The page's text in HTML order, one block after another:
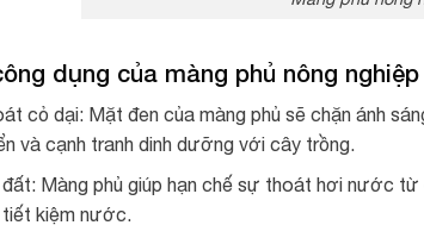
dụng của màng phủ nông
cỏ dại: Mặt đen của màng phủ sẽ chặn ánh
và cạnh tranh dinh dưỡng với cây trồng.
Màng phủ giúp hạn chế sự thoát hơi nước
kiệm nước.